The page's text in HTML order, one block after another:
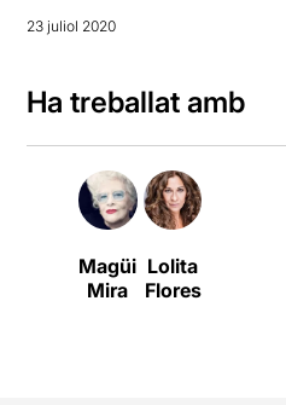
23 juliol 2020
Ha treballat amb
Magüi
Mira
Lolita
Flores